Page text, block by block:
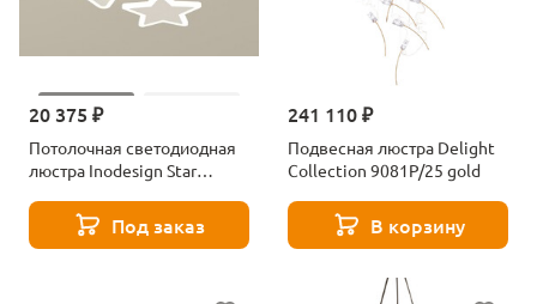
20 375 ₽
Потолочная светодиодная
люстра Inodesign Star
Под заказ
241 110 ₽
Подвесная люстра Delight
Collection 9081P/25 gold
В корзину